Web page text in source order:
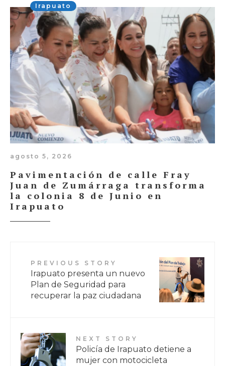
Irapuato
agosto 5, 2026
Pavimentación de calle Fray
Juan de Zumárraga transforma
la colonia 8 de Junio en
Irapuato
PREVIOUS STORY
Irapuato presenta un nuevo
Plan de Seguridad para
recuperar la paz ciudadana
NEXT STORY
Policía de Irapuato detiene a
mujer con motocicleta